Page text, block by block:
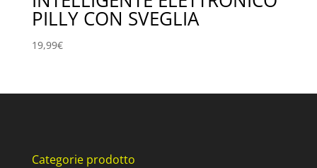
PILLY CON SVEGLIA
19,99€
Categorie prodotto